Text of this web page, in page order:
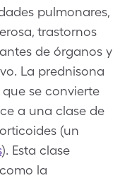
pulmonares,
trastornos
de órganos y
La prednisona
se convierte
a una clase de
(un
). Esta clase
la